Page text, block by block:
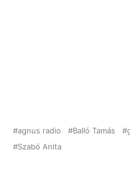
agnus radio Balló Tamás
Szabó Anita